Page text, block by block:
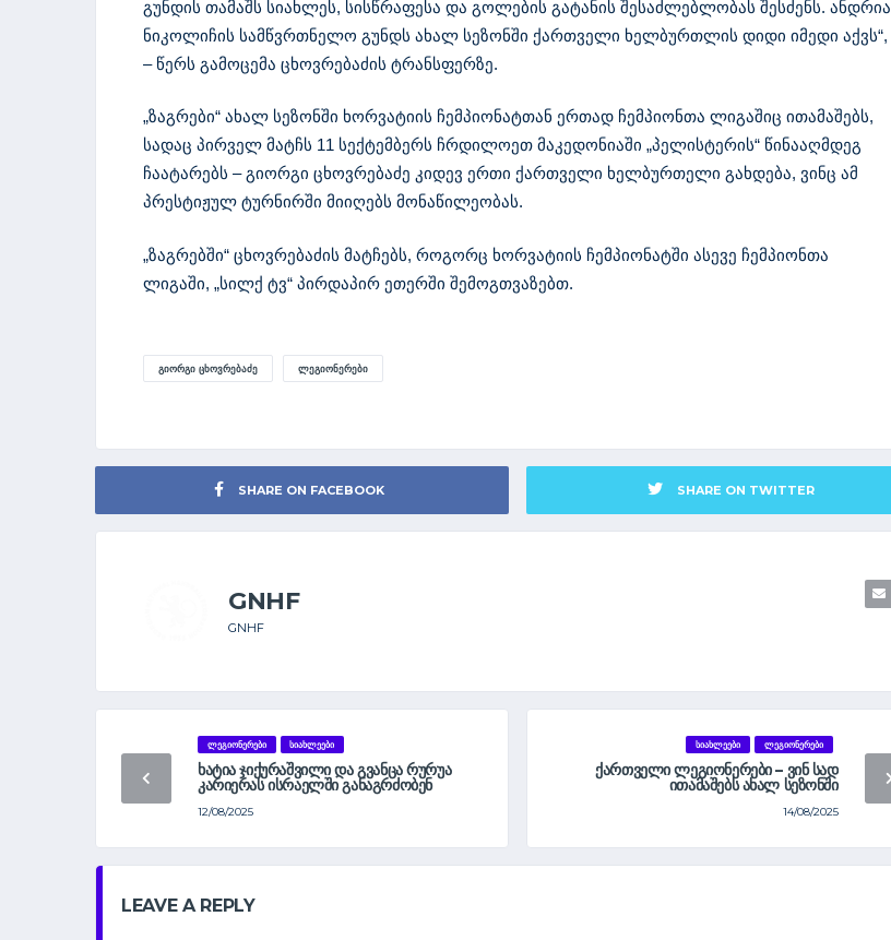
გუნდის თამაშს სიახლეს, სისწრაფესა და გოლების გატანის შესაძლებლობას შესძენს. ანდრია
ნიკოლიჩის სამწვრთნელო გუნდს ახალ სეზონში ქართველი ხელბურთლის დიდი იმედი აქვს“,
– წერს გამოცემა ცხოვრებაძის ტრანსფერზე.
„ზაგრები“ ახალ სეზონში ხორვატიის ჩემპიონატთან ერთად ჩემპიონთა ლიგაშიც ითამაშებს,
სადაც პირველ მატჩს 11 სექტემბერს ჩრდილოეთ მაკედონიაში „პელისტერის“ წინააღმდეგ
ჩაატარებს – გიორგი ცხოვრებაძე კიდევ ერთი ქართველი ხელბურთელი გახდება, ვინც ამ
პრესტიჟულ ტურნირში მიიღებს მონაწილეობას.
„ზაგრებში“ ცხოვრებაძის მატჩებს, როგორც ხორვატიის ჩემპიონატში ასევე ჩემპიონთა
ლიგაში, „სილქ ტვ“ პირდაპირ ეთერში შემოგთვაზებთ.
ᲒᲘᲝᲠᲒᲘ ᲪᲮᲝᲕᲠᲔᲑᲐᲫᲔ ᲚᲔᲒᲘᲝᲜᲔᲠᲔᲑᲘ
SHARE ON FACEBOOK SHARE ON TWITTER
GNHF
GNHF
ᲚᲔᲒᲘᲝᲜᲔᲠᲔᲑᲘ ᲡᲘᲐᲮᲚᲔᲔᲑᲘ
ᲮᲐᲢᲘᲐ ᲯᲘᲥᲣᲠᲐᲨᲕᲘᲚᲘ ᲓᲐ ᲒᲕᲐᲜᲪᲐ ᲠᲣᲠᲣᲐ
ᲙᲐᲠᲘᲔᲠᲐᲡ ᲘᲡᲠᲐᲔᲚᲨᲘ ᲒᲐᲜᲐᲒᲠᲫᲝᲑᲔᲜ
12/08/2025
ᲚᲔᲒᲘᲝᲜᲔᲠᲔᲑᲘ
ᲡᲘᲐᲮᲚᲔᲔᲑᲘ
ᲥᲐᲠᲗᲕᲔᲚᲘ ᲚᲔᲒᲘᲝᲜᲔᲠᲔᲑᲘ – ᲕᲘᲜ ᲡᲐᲓ
ᲘᲗᲐᲛᲐᲨᲔᲑᲡ ᲐᲮᲐᲚ ᲡᲔᲖᲝᲜᲨᲘ
14/08/2025
LEAVE A REPLY